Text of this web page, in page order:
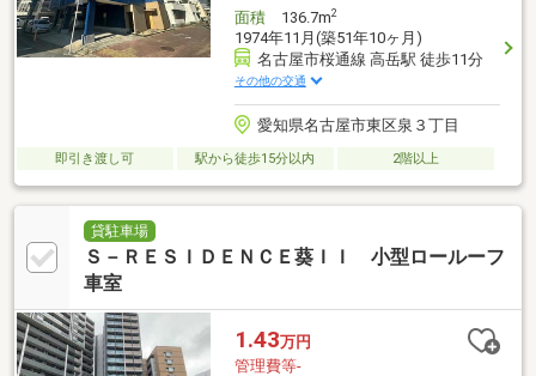
面積136.7m2
1974年11月(築51年10ヶ月)
名古屋市桜通線 高岳駅 徒歩11分
その他の交通
愛知県名古屋市東区泉３丁目
即引き渡し可 駅から徒歩15分以内 2階以上
貸駐車場
Ｓ－ＲＥＳＩＤＥＮＣＥ葵ＩＩ 小型ロールーフ
車室
1.43万円
管理費等-